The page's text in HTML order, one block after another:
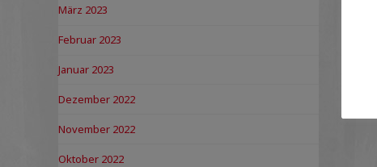
März 2023
Februar 2023
Januar 2023
Dezember 2022
November 2022
Oktober 2022